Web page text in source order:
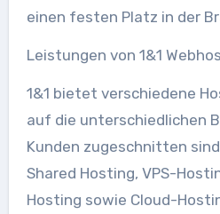
einen festen Platz in der
Leistungen von 1&1
1&1 bietet verschiedene
auf die unterschiedlichen
Kunden zugeschnitten
Shared Hosting, VPS-
Hosting sowie Cloud-